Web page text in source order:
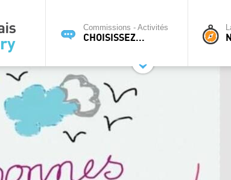
Commissions - Activités
CHOISISSEZ...